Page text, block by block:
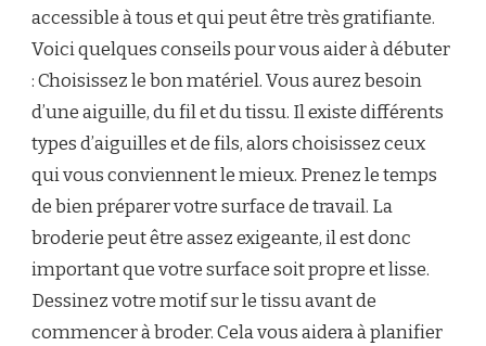
accessible à tous et qui peut être très gratifiante.
Voici quelques conseils pour vous aider à débuter
: Choisissez le bon matériel. Vous aurez besoin
d’une aiguille, du fil et du tissu. Il existe différents
types d’aiguilles et de fils, alors choisissez ceux
qui vous conviennent le mieux. Prenez le temps
de bien préparer votre surface de travail. La
broderie peut être assez exigeante, il est donc
important que votre surface soit propre et lisse.
Dessinez votre motif sur le tissu avant de
commencer à broder. Cela vous aidera à planifier